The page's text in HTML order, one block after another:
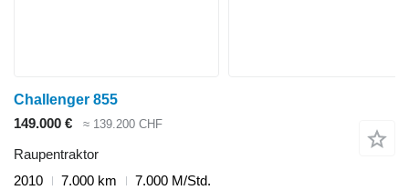
Challenger 855
149.000 €
≈ 139.200 CHF
Raupentraktor
2010
7.000 km
7.000 M/Std.